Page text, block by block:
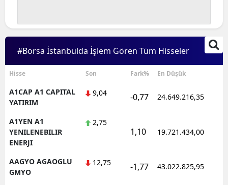
#Borsa İstanbulda İşlem Gören Tüm Hisseler
Hisse Son Fark% En Düşük
A1CAP A1 CAPITAL
YATIRIM
9,04 -0,77 24.649.216,35
A1YEN A1
YENILENEBILIR
ENERJI
2,75
1,10 19.721.434,00
AAGYO AGAOGLU
GMYO
12,75 -1,77 43.022.825,95